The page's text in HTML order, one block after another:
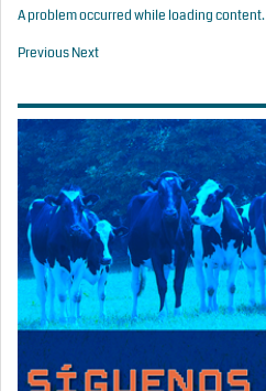
A problem occurred while loading content.
PreviousNext